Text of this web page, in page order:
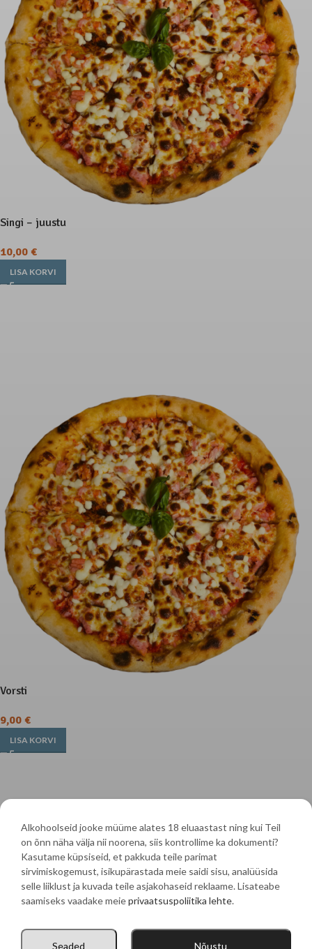
Singi – juustu
10,00 €
LISA KORVI
Vorsti
9,00 €
LISA KORVI
Mere 83 Võsu 45501, Haljala vald, Lääne-Virumaakond
pitsa@vosupitsa.ee
Alkohoolseid jooke müüme alates 18 eluaastast ning kui Teil
on õnn näha välja nii noorena, siis kontrollime ka dokumenti?
Kasutame küpsiseid, et pakkuda teile parimat
sirvimiskogemust, isikupärastada meie saidi sisu, analüüsida
selle liiklust ja kuvada teile asjakohaseid reklaame. Lisateabe
saamiseks vaadake meieprivaatsuspoliitika lehte.
Nõustu
Seaded